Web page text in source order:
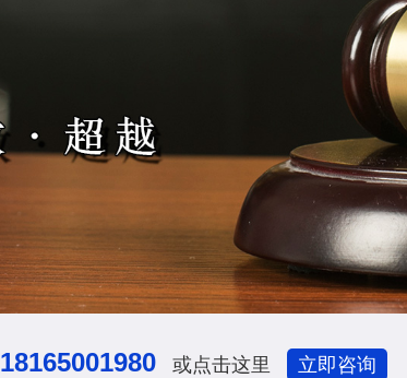
18165001980 或点击这里 立即咨询